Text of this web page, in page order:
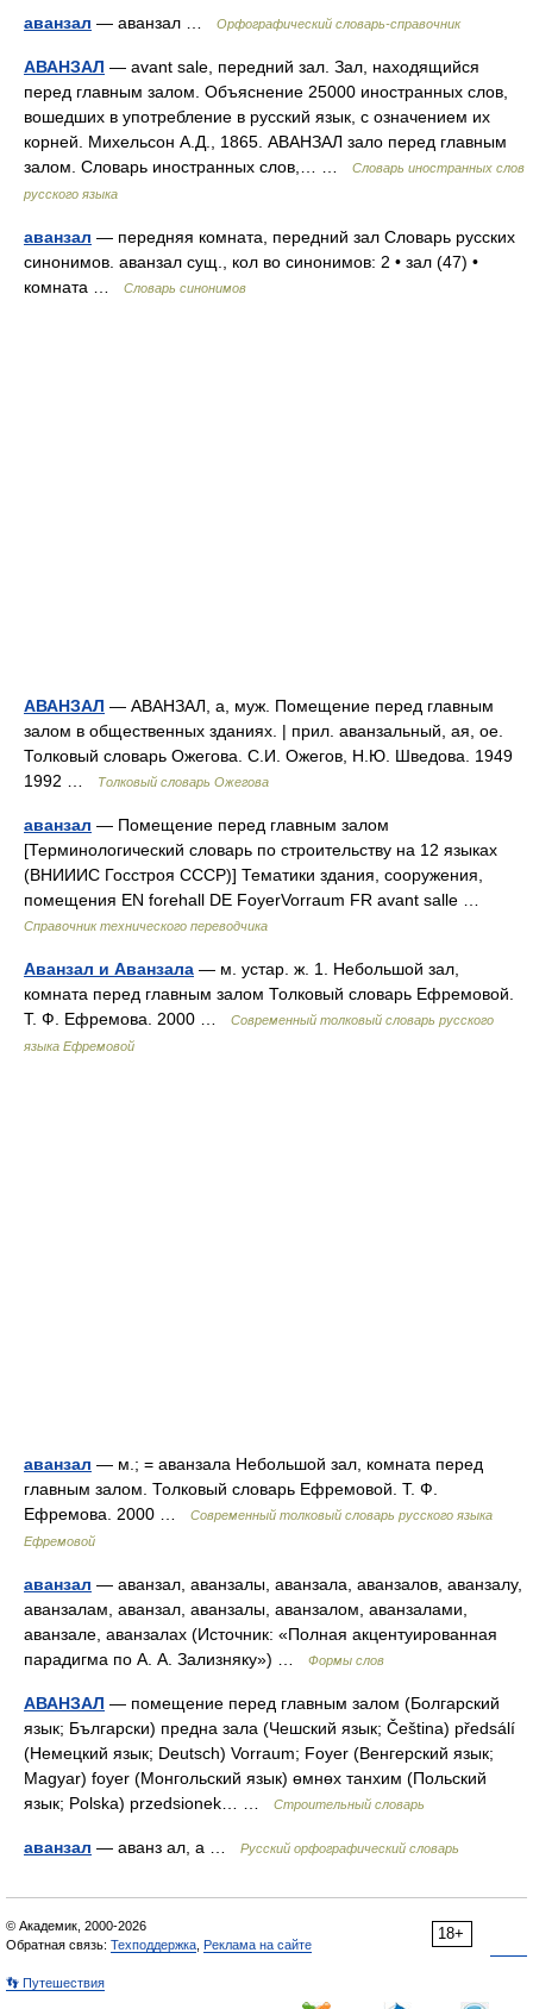
аванзал — аванзал … Орфографический словарь-справочник
АВАНЗАЛ — avant sale, передний зал. Зал, находящийся
перед главным залом. Объяснение 25000 иностранных слов,
вошедших в употребление в русский язык, с означением их
корней. Михельсон А.Д., 1865. АВАНЗАЛ зало перед главным
залом. Словарь иностранных слов,… …
Словарь иностранных слов
русского языка
аванзал — передняя комната, передний зал Словарь русских
синонимов. аванзал сущ., кол во синонимов: 2 • зал (47) •
комната …
Словарь синонимов
АВАНЗАЛ — АВАНЗАЛ, а, муж. Помещение перед главным
залом в общественных зданиях. | прил. аванзальный, ая, ое.
Толковый словарь Ожегова. С.И. Ожегов, Н.Ю. Шведова. 1949
1992 …
Толковый словарь Ожегова
аванзал — Помещение перед главным залом
[Терминологический словарь по строительству на 12 языках
(ВНИИИС Госстроя СССР)] Тематики здания, сооружения,
помещения EN forehall DE FoyerVorraum FR avant salle …
Справочник технического переводчика
Аванзал и Аванзала — м. устар. ж. 1. Небольшой зал,
комната перед главным залом Толковый словарь Ефремовой.
Т. Ф. Ефремова. 2000 …
Современный толковый словарь русского
языка Ефремовой
аванзал — м.; = аванзала Небольшой зал, комната перед
главным залом. Толковый словарь Ефремовой. Т. Ф.
Ефремова. 2000 …
Современный толковый словарь русского языка
Ефремовой
аванзал — аванзал, аванзалы, аванзала, аванзалов, аванзалу,
аванзалам, аванзал, аванзалы, аванзалом, аванзалами,
аванзале, аванзалах (Источник: «Полная акцентуированная
парадигма по А. А. Зализняку») …
Формы слов
АВАНЗАЛ — помещение перед главным залом (Болгарский
язык; Български) предна зала (Чешский язык; Čeština) předsálí
(Немецкий язык; Deutsch) Vorraum; Foyer (Венгерский язык;
Magyar) foyer (Монгольский язык) өмнөх танхим (Польский
язык; Polska) przedsionek… …
Строительный словарь
аванзал — аванз ал, а … Русский орфографический словарь
18+
© Академик, 2000-2026
Обратная связь: Техподдержка Реклама на сайте
👣 Путешествия